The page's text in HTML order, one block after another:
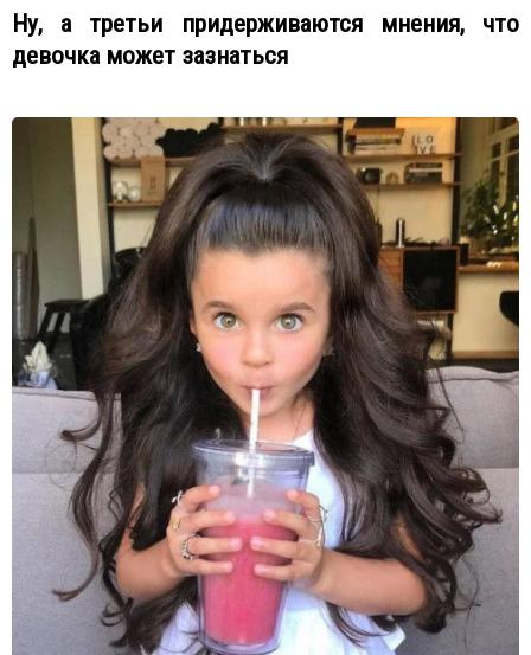
Ну, а третьи придерживаются мнения, что
девочка может зазнаться